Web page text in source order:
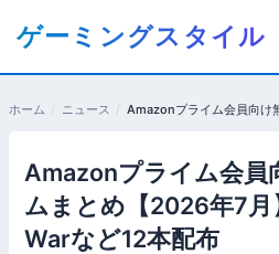
ツ
ゲーミングスタイル
ホーム ニュース
Amazonプライム会員
ムまとめ【2026年7
Warなど12本配布